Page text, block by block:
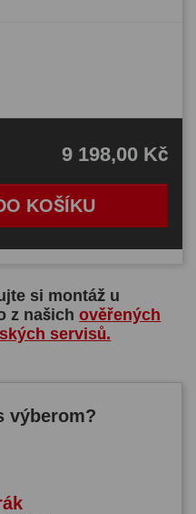
KOŠÍKU
9 198,00 Kč
si montáž u
z našichověřených
servisů.
výberom?